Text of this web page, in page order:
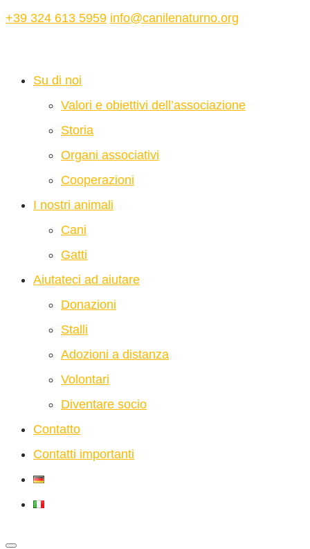
+39 324 613 5959 info@canilenaturno.org
Su di noi
Valori e obiettivi dell’associazione
Storia
Organi associativi
Cooperazioni
I nostri animali
Cani
Gatti
Aiutateci ad aiutare
Donazioni
Stalli
Adozioni a distanza
Volontari
Diventare socio
Contatto
Contatti importanti